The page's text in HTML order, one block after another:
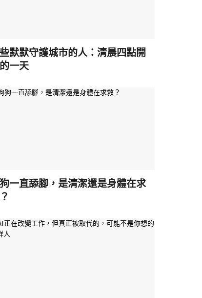
默默守護城市的人：清晨四點開
一天
一直舔腳，是清潔還是身體在求